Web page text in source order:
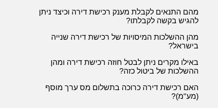
מהם התנאים לקבלת מענק רכישת דירה וכיצד ניתן
להגיש בקשה לקבלתו?
מהן ההשלכות המיסויות של רכישת דירה שנייה
בישראל?
באילו מקרים ניתן לבטל חוזה רכישת דירה ומהן
ההשלכות של ביטול כזה?
האם רכישת דירה כרוכה בתשלום מס ערך מוסף
(מע"מ)?